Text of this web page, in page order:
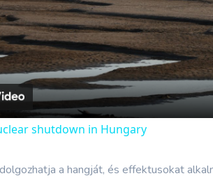
shutdown in Hungary
a hangját, és effektusokat